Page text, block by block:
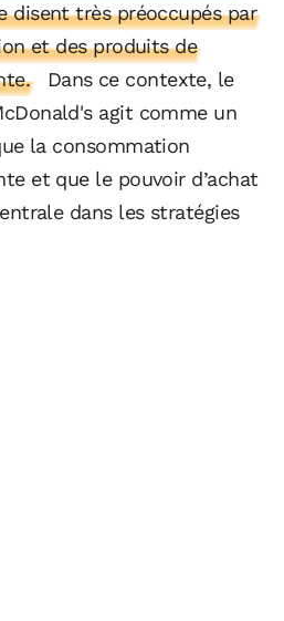
disent très préoccupés par
et des produits de
Dans ce contexte, le
agit comme un
la consommation
et que le pouvoir d’achat
dans les stratégies